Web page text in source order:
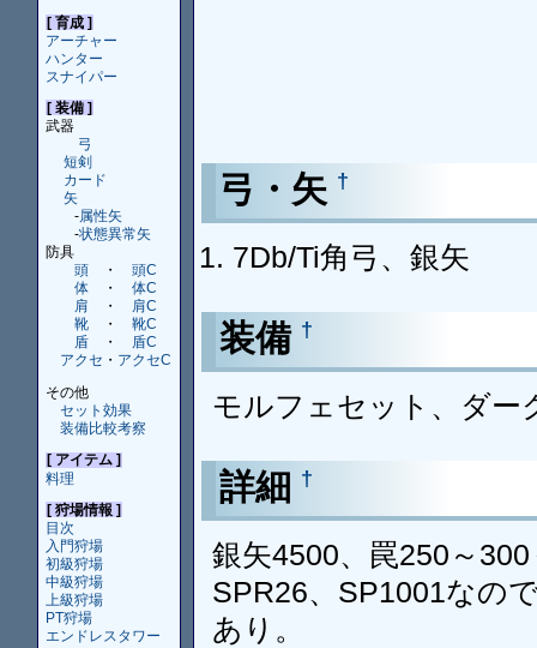
[ 育成 ]
アーチャー
ハンター
スナイパー
[ 装備 ]
武器
弓
短剣
カード
矢
-属性矢
-状態異常矢
防具
頭
・
頭C
体
・
体C
肩
・
肩C
靴
・
靴C
盾
・
盾C
アクセ ・ アクセC
その他
セット効果
装備比較考察
[ アイテム ]
料理
[ 狩場情報 ]
目次
入門狩場
初級狩場
中級狩場
上級狩場
PT狩場
エンドレスタワー
弓・矢 †
7Db/Ti角弓、銀矢
装備 †
モルフェセット、ダー
詳細 †
銀矢4500、罠250～
SPR26、SP1001なの
あり。